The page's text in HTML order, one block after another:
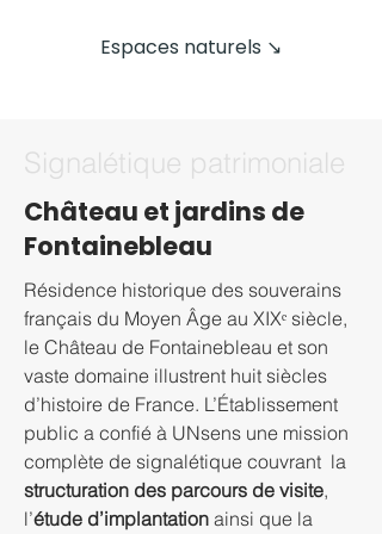
Espaces naturels ↘
Signalétique patrimoniale
Château et jardins de
Fontainebleau
Résidence historique des souverains
français du Moyen Âge au XIXᵉ siècle,
le Château de Fontainebleau et son
vaste domaine illustrent huit siècles
d’histoire de France. L’Établissement
public a confié à UNsens une mission
complète de signalétique couvrant  la
structuration des parcours de visite,
l’étude d’implantation ainsi que la